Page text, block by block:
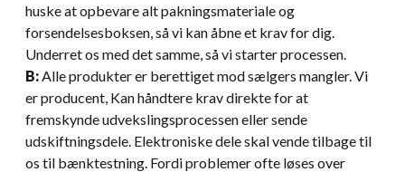
huske at opbevare alt pakningsmateriale og
forsendelsesboksen, så vi kan åbne et krav for dig.
Underret os med det samme, så vi starter processen.
B: Alle produkter er berettiget mod sælgers mangler. Vi
er producent, Kan håndtere krav direkte for at
fremskynde udvekslingsprocessen eller sende
udskiftningsdele. Elektroniske dele skal vende tilbage til
os til bænktestning. Fordi problemer ofte løses over